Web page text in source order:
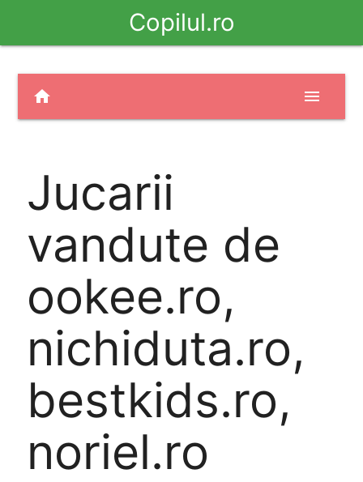
Copilul.ro
home menu
Jucarii
vandute de
ookee.ro,
nichiduta.ro,
bestkids.ro,
noriel.ro